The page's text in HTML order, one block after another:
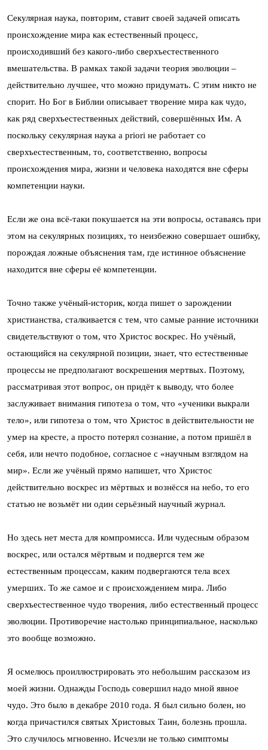
Секулярная наука, повторим, ставит своей задачей описать
происхождение мира как естественный процесс,
происходивший без какого-либо сверхъестественного
вмешательства. В рамках такой задачи теория эволюции –
действительно лучшее, что можно придумать. С этим никто не
спорит. Но Бог в Библии описывает творение мира как чудо,
как ряд сверхъестественных действий, совершённых Им. А
поскольку секулярная наука a priori не работает со
сверхъестественным, то, соответственно, вопросы
происхождения мира, жизни и человека находятся вне сферы
компетенции науки.
Если же она всё-таки покушается на эти вопросы, оставаясь при
этом на секулярных позициях, то неизбежно совершает ошибку,
порождая ложные объяснения там, где истинное объяснение
находится вне сферы её компетенции.
Точно также учёный-историк, когда пишет о зарождении
христианства, сталкивается с тем, что самые ранние источники
свидетельствуют о том, что Христос воскрес. Но учёный,
остающийся на секулярной позиции, знает, что естественные
процессы не предполагают воскрешения мертвых. Поэтому,
рассматривая этот вопрос, он придёт к выводу, что более
заслуживает внимания гипотеза о том, что «ученики выкрали
тело», или гипотеза о том, что Христос в действительности не
умер на кресте, а просто потерял сознание, а потом пришёл в
себя, или нечто подобное, согласное с «научным взглядом на
мир». Если же учёный прямо напишет, что Христос
действительно воскрес из мёртвых и вознёсся на небо, то его
статью не возьмёт ни один серьёзный научный журнал.
Но здесь нет места для компромисса. Или чудесным образом
воскрес, или остался мёртвым и подвергся тем же
естественным процессам, каким подвергаются тела всех
умерших. То же самое и с происхождением мира. Либо
сверхъестественное чудо творения, либо естественный процесс
эволюции. Противоречие настолько принципиальное, насколько
это вообще возможно.
Я осмелюсь проиллюстрировать это небольшим рассказом из
моей жизни. Однажды Господь совершил надо мной явное
чудо. Это было в декабре 2010 года. Я был сильно болен, но
когда причастился святых Христовых Таин, болезнь прошла.
Это случилось мгновенно. Исчезли не только симптомы